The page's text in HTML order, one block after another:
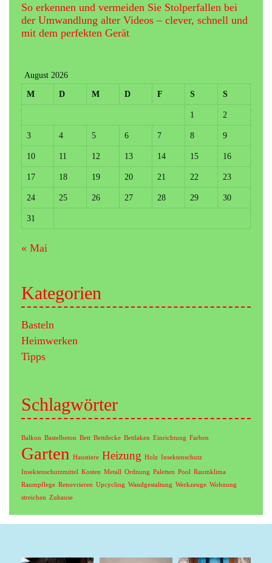
So erkennen und vermeiden Sie Stolperfallen bei
der Umwandlung alter Videos – clever, schnell und
mit dem perfekten Gerät
August 2026
M
D M D F S S
1 2
3 4 5 6 7 8 9
10 11 12 13 14 15 16
17 18 19 20 21 22 23
24 25 26 27 28 29 30
31
« Mai
Kategorien
Basteln
Heimwerken
Tipps
Schlagwörter
Balkon Bastelbeton Bett Bettdecke Bettlaken Einrichtung Farben
Garten Haustiere Heizung Holz Insektenschutz
Insektenschutzmittel Kosten Metall Ordnung Paletten Pool
Raumklima
Raumpflege Renovrieren Upcycling Wandgestaltung Werkzeuge Wohnung
streichen Zuhause